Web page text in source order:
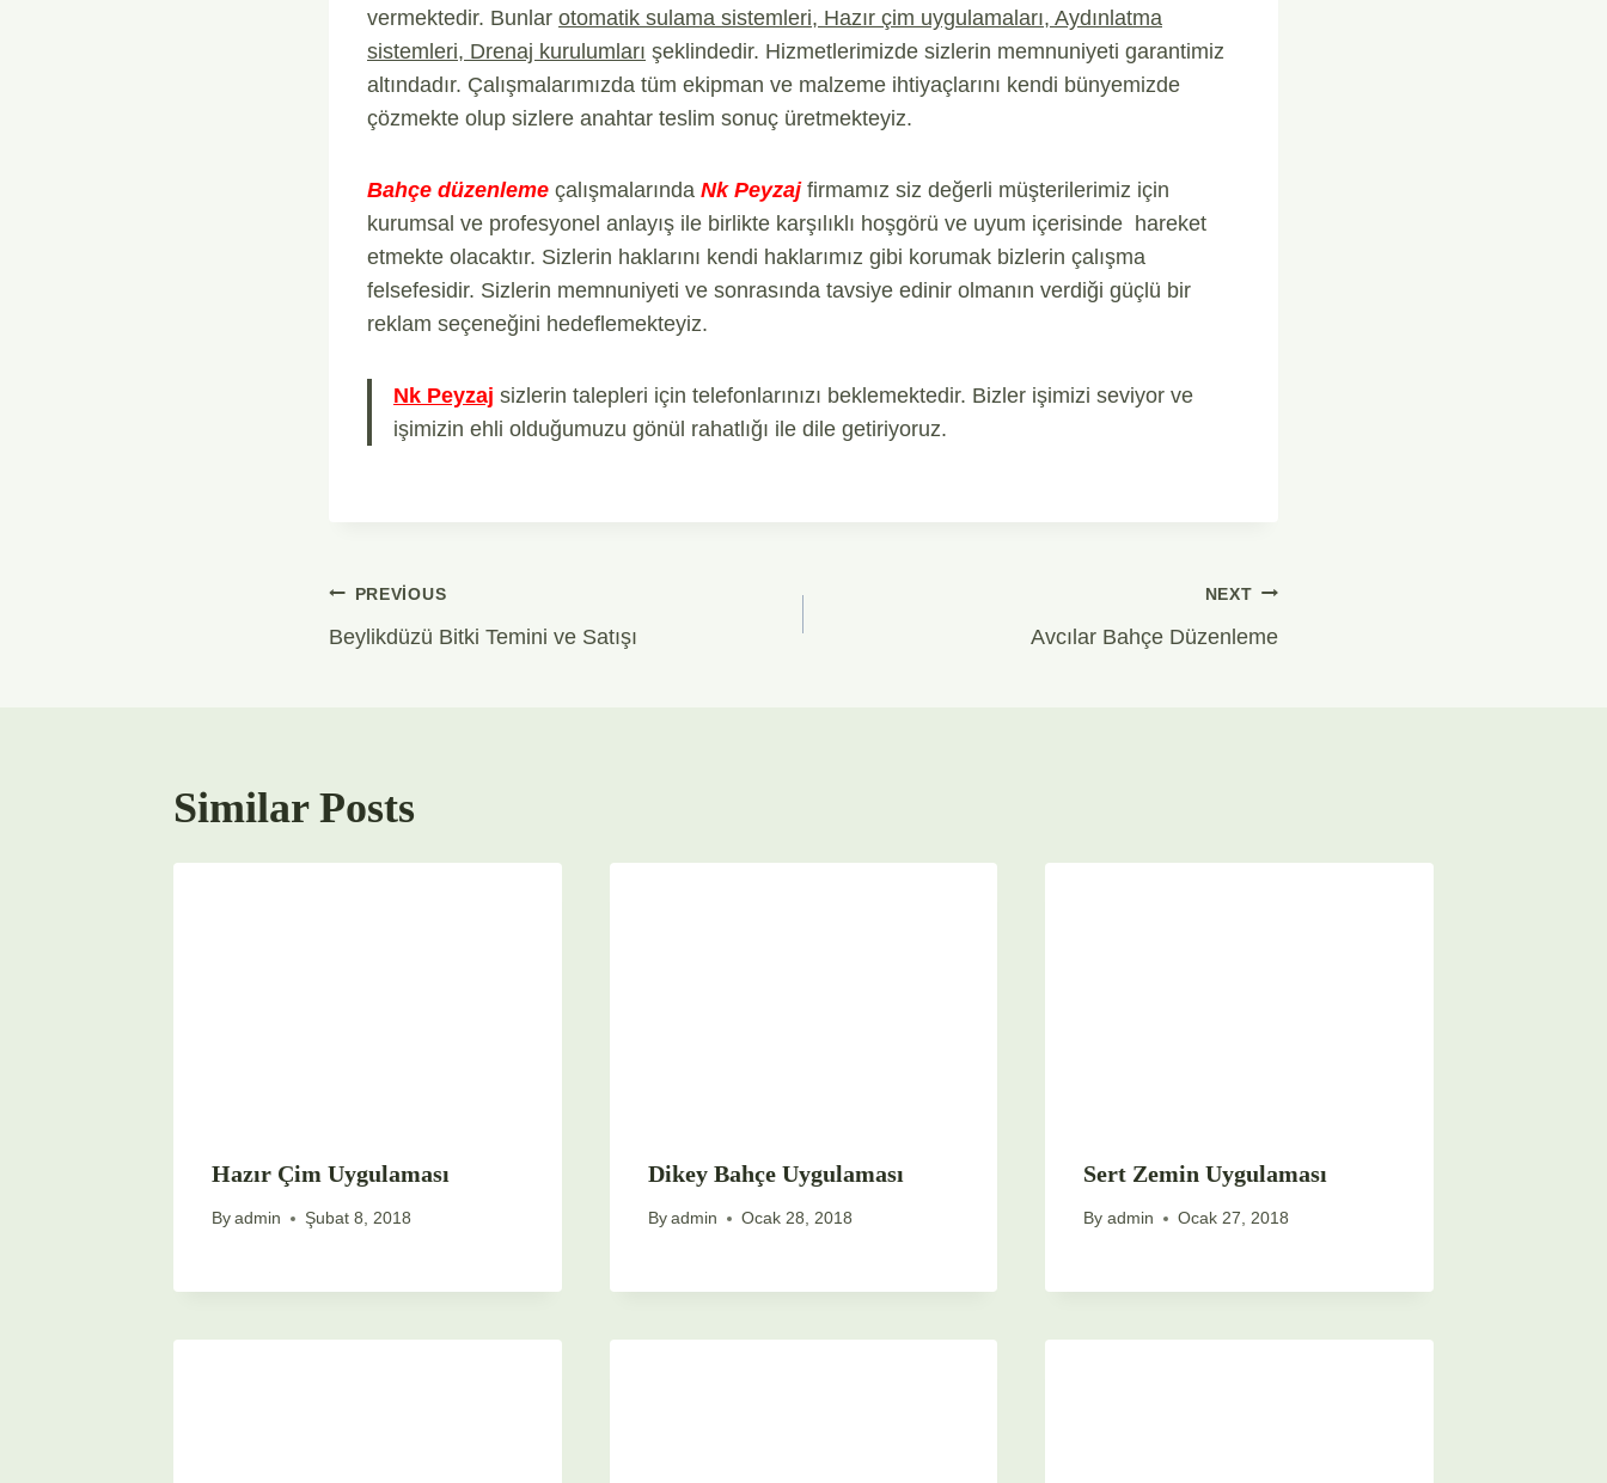
vermektedir. Bunlar otomatik sulama sistemleri, Hazır çim uygulamaları, Aydınlatma
sistemleri, Drenaj kurulumları şeklindedir. Hizmetlerimizde sizlerin memnuniyeti garantimiz
altındadır. Çalışmalarımızda tüm ekipman ve malzeme ihtiyaçlarını kendi bünyemizde
çözmekte olup sizlere anahtar teslim sonuç üretmekteyiz.
Bahçe düzenleme çalışmalarında Nk Peyzajfirmamız siz değerli müşterilerimiz için
kurumsal ve profesyonel anlayış ile birlikte karşılıklı hoşgörü ve uyum içerisinde hareket
etmekte olacaktır. Sizlerin haklarını kendi haklarımız gibi korumak bizlerin çalışma
felsefesidir. Sizlerin memnuniyeti ve sonrasında tavsiye edinir olmanın verdiği güçlü bir
reklam seçeneğini hedeflemekteyiz.
Nk Peyzaj sizlerin talepleri için telefonlarınızı beklemektedir. Bizler işimizi seviyor ve
işimizin ehli olduğumuzu gönül rahatlığı ile dile getiriyoruz.
Yazı
Gezinmesi
PREVIOUS
Beylikdüzü Bitki Temini ve Satışı
NEXT
Avcılar Bahçe Düzenleme
Similar Posts
Hazır Çim Uygulaması
Byadmin Şubat 8, 2018
Dikey Bahçe Uygulaması
By admin Ocak 28, 2018
Sert Zemin Uygulaması
By admin Ocak 27, 2018